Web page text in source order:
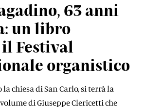
63 anni
un libro
Festival
organistico
la chiesa di San Carlo, si terrà la
di Giuseppe Clericetti che